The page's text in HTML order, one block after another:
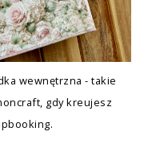
wewnętrzna - takie
gdy kreujesz